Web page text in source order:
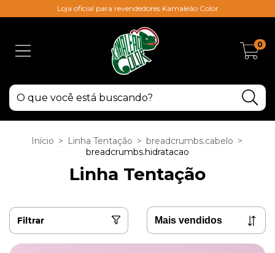
Loja oficial para revendedores Kamaleão Color
0
Início > Linha Tentação > breadcrumbs.cabelo >
breadcrumbs.hidratacao
Linha Tentação
Filtrar